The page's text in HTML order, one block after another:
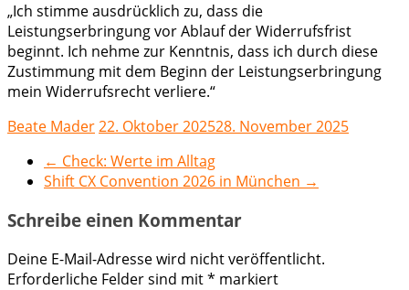
„Ich stimme ausdrücklich zu, dass die
Leistungserbringung vor Ablauf der Widerrufsfrist
beginnt. Ich nehme zur Kenntnis, dass ich durch diese
Zustimmung mit dem Beginn der Leistungserbringung
mein Widerrufsrecht verliere.“
Beate Mader22. Oktober 202528. November 2025
← Check: Werte im Alltag
Shift CX Convention 2026 in München →
Schreibe einen Kommentar
Deine E-Mail-Adresse wird nicht veröffentlicht.
Erforderliche Felder sind mit* markiert